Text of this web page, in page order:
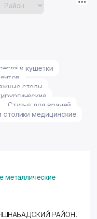
и кушетки
столы
Стулья для врачей
столики медицинские
металлические
РАЙОН,